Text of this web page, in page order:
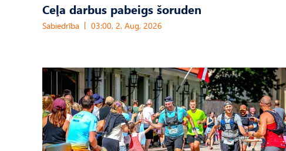
Ceļa darbus pabeigs šoruden
Sabiedrība 03:00, 2. Aug, 2026